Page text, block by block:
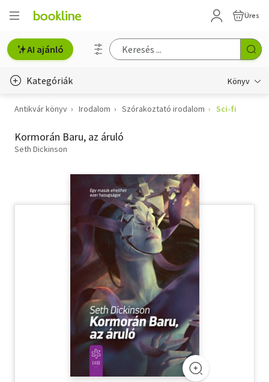
Üres
AI ajánló
Kategóriák Könyv
Életmód, egészség
Erotika
Szótár, nyelvkönyv
Tankönyv, segédkönyv
Társadalomtudomány
Természettudomány
Antikvár könyv Irodalom Szórakoztató irodalom Sci-fi
Kormorán Baru, az áruló
Seth Dickinson